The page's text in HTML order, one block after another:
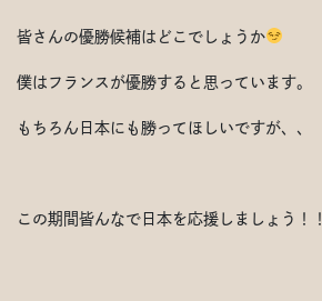
皆さんの優勝候補はどこでしょうか
僕はフランスが優勝すると思っています。
もちろん日本にも勝ってほしいですが、、
この期間皆んなで日本を応援しましょう！！